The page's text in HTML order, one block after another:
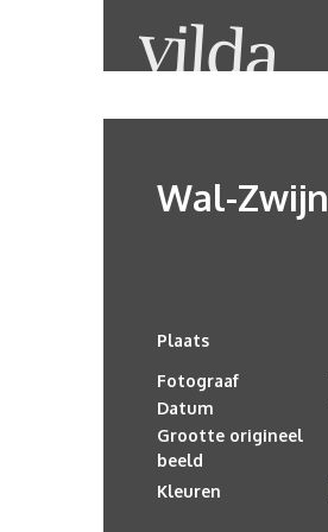
Wal-Zwijn
Plaats
Fotograaf
Datum
Grootte origineel
beeld
Kleuren